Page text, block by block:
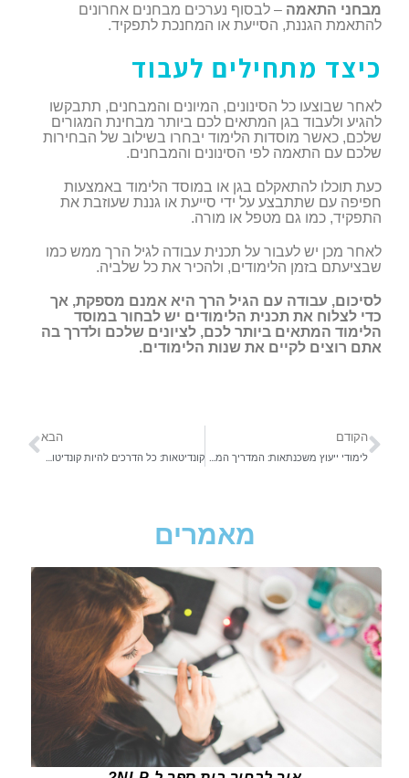
מבחני התאמה – לבסוף נערכים מבחנים אחרונים
להתאמת הגננת, הסייעת או המחנכת לתפקיד.
כיצד מתחילים לעבוד
לאחר שבוצעו כל הסינונים, המיונים והמבחנים, תתבקשו
להגיע ולעבוד בגן המתאים לכם ביותר מבחינת המגורים
שלכם, כאשר מוסדות הלימוד יבחרו בשילוב של הבחירות
שלכם עם התאמה לפי הסינונים והמבחנים.
כעת תוכלו להתאקלם בגן או במוסד הלימוד באמצעות
חפיפה עם שתתבצע על ידי סייעת או גננת שעוזבת את
התפקיד, כמו גם מטפל או מורה.
לאחר מכן יש לעבור על תכנית עבודה לגיל הרך ממש כמו
שבציעתם בזמן הלימודים, ולהכיר את כל שלביה.
לסיכום, עבודה עם הגיל הרך היא אמנם מספקת, אך
כדי לצלוח את תכנית הלימודים יש לבחור במוסד
הלימוד המתאים ביותר לכם, לציונים שלכם ולדרך בה
אתם רוצים לקיים את שנות הלימודים.
הקודם הבא
מאמרים